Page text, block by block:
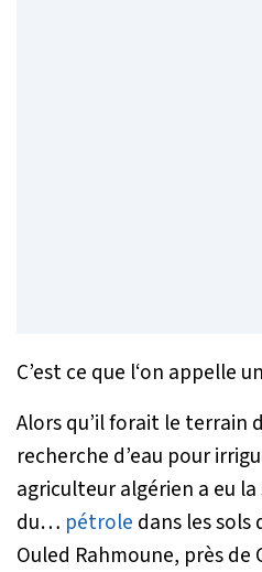
C’est ce que l‘on appelle
Alors qu’il forait le terrain
recherche d’eau pour
agriculteur algérien a eu
du… pétrole dans les sols
Ouled Rahmoune, près